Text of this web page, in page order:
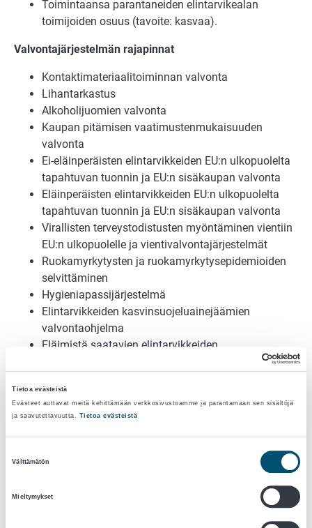
Tietoa evästeistä
Evästeet auttavat meitä kehittämään verkkosivustoamme ja parantamaan sen sisältöjä
ja saavutettavuutta. Tietoa evästeistä
Välttämätön
Mieltymykset
Toimintaansa parantaneiden elintarvikealan
toimijoiden osuus (tavoite: kasvaa).
Valvontajärjestelmän rajapinnat
Kontaktimateriaalitoiminnan valvonta
Lihantarkastus
Alkoholijuomien valvonta
Kaupan pitämisen vaatimustenmukaisuuden
valvonta
Ei-eläinperäisten elintarvikkeiden EU:n ulkopuolelta
tapahtuvan tuonnin ja EU:n sisäkaupan valvonta
Eläinperäisten elintarvikkeiden EU:n ulkopuolelta
tapahtuvan tuonnin ja EU:n sisäkaupan valvonta
Virallisten terveystodistusten myöntäminen vientiin
EU:n ulkopuolelle ja vientivalvontajärjestelmät
Ruokamyrkytysten ja ruokamyrkytysepidemioiden
selvittäminen
Hygieniapassijärjestelmä
Elintarvikkeiden kasvinsuojeluainejäämien
valvontaohjelma
Eläimistä saatavien elintarvikkeiden
ATP-sopimuksen valvonta
Rehujen valvonta
Eläinperäisten sivutuotteiden valvonta
Muuntogeenisten organismien tarkoituksellinen